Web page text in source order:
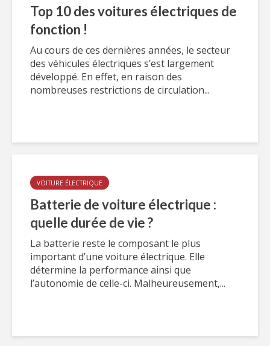
Top 10 des voitures électriques de
fonction !
Au cours de ces dernières années, le secteur
des véhicules électriques s’est largement
développé. En effet, en raison des
nombreuses restrictions de circulation...
VOITURE ÉLECTRIQUE
Batterie de voiture électrique :
quelle durée de vie ?
La batterie reste le composant le plus
important d’une voiture électrique. Elle
détermine la performance ainsi que
l’autonomie de celle-ci. Malheureusement,...